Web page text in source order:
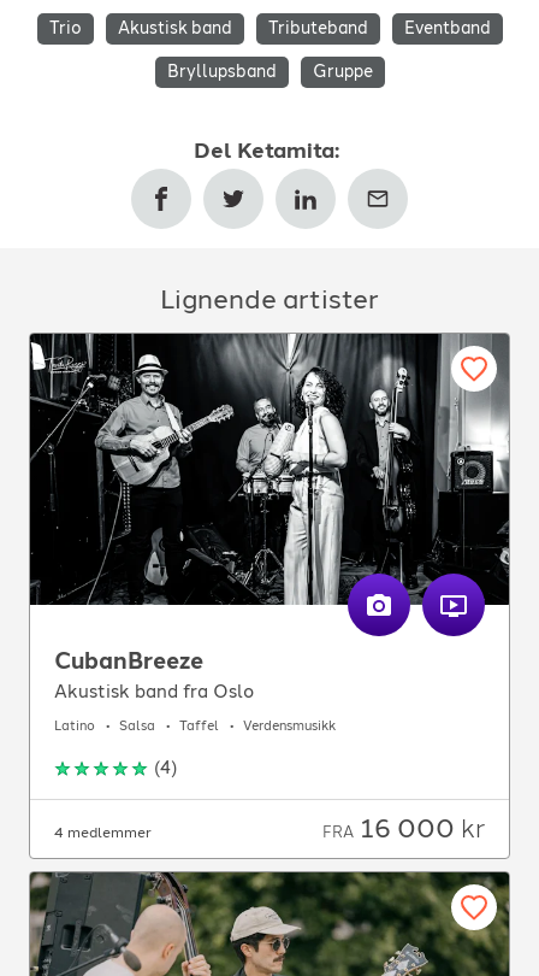
Trio Akustisk band Tributeband Eventband
Bryllupsband Gruppe
Del Ketamita:
Lignende artister
CubanBreeze
Akustisk band fra Oslo
Latino Salsa Taffel Verdensmusikk
(4)
4 medlemmer FRA 16 000 kr